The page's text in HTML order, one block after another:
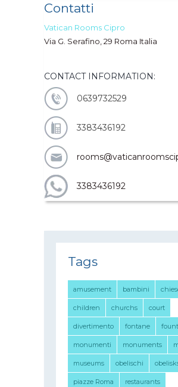
Contatti
Vatican Rooms Cipro
Via G. Serafino, 29 Roma Italia
CONTACT INFORMATION:
0639732529
3383436192
3383436192
Tags
amusement bambini
children churchs court
divertimento fontane
monumenti monuments
museums obelischi
piazze Roma restaurants